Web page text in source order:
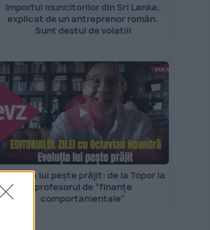
Importul muncitorilor din Sri Lanka,
explicat de un antreprenor român.
Sunt destul de volatili
Evoluția lui pește prăjit: de la Topor la
profesorul de ”finanțe
comportamentale”